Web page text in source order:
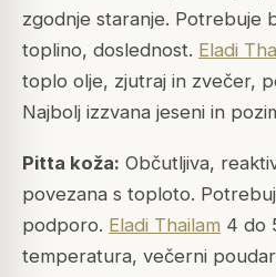
zgodnje staranje. Potrebuje
toplino, doslednost. Eladi
toplo olje, zjutraj in zvečer,
Najbolj izzvana jeseni in
Pitta koža: Občutljiva,
povezana s toploto.
podporo. Eladi Thailam 4 do
temperatura, večerni